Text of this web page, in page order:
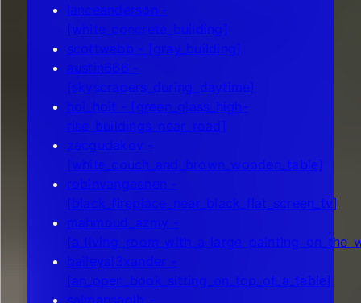
lanceanderson -
[white_concrete_building]
scottwebb - [gray_building]
austin666 -
[skyscrapers_during_daytime]
hoi_hoit - [green_glass_high-
rise_buildings_near_road]
zacgudakov -
[white_couch_and_brown_wooden_table]
robinvangeenen -
[black_fireplace_near_black_flat_screen_tv]
mahmoud_azmy -
baileyal3xander -
[an_open_book_sitting_on_top_of_a_table]